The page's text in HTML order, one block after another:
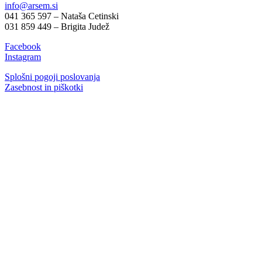
info@arsem.si
041 365 597 – Nataša Cetinski
031 859 449 – Brigita Judež
Facebook
Instagram
Splošni pogoji poslovanja
Zasebnost in piškotki